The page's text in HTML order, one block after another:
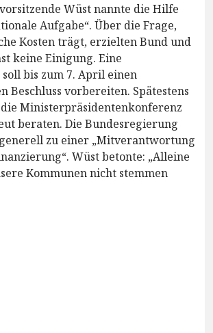
Wüst nannte die Hilfe
Aufgabe“. Über die Frage,
Kosten trägt, erzielten Bund und
keine Einigung. Eine
bis zum 7. April einen
Beschluss vorbereiten. Spätestens
Ministerpräsidentenkonferenz
beraten. Die Bundesregierung
zu einer „Mitverantwortung
Wüst betonte: „Alleine
Kommunen nicht stemmen